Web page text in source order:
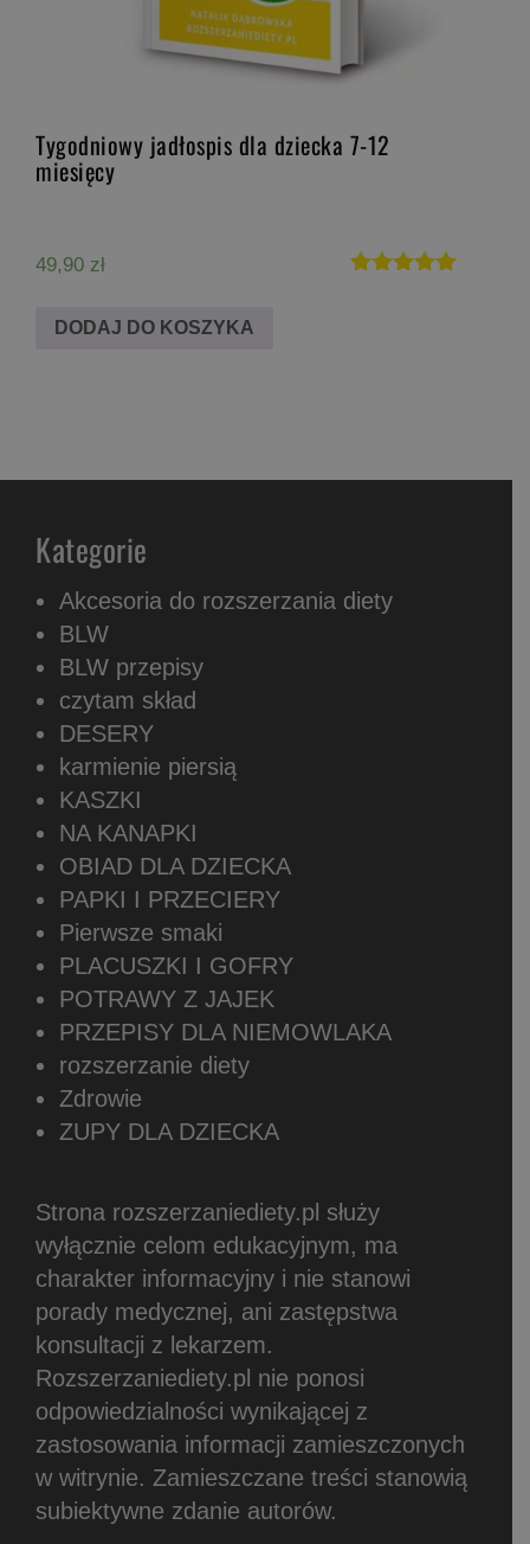
Tygodniowy jadłospis dla dziecka 7-12
miesięcy
49,90 zł
DODAJ DO KOSZYKA
Kategorie
Akcesoria do rozszerzania diety
BLW
BLW przepisy
czytam skład
DESERY
karmienie piersią
KASZKI
NA KANAPKI
OBIAD DLA DZIECKA
PAPKI I PRZECIERY
Pierwsze smaki
PLACUSZKI I GOFRY
POTRAWY Z JAJEK
PRZEPISY DLA NIEMOWLAKA
rozszerzanie diety
Zdrowie
ZUPY DLA DZIECKA
Strona rozszerzaniediety.pl służy
wyłącznie celom edukacyjnym, ma
charakter informacyjny i nie stanowi
porady medycznej, ani zastępstwa
konsultacji z lekarzem.
Rozszerzaniediety.pl nie ponosi
odpowiedzialności wynikającej z
zastosowania informacji zamieszczonych
w witrynie. Zamieszczane treści stanowią
subiektywne zdanie autorów.